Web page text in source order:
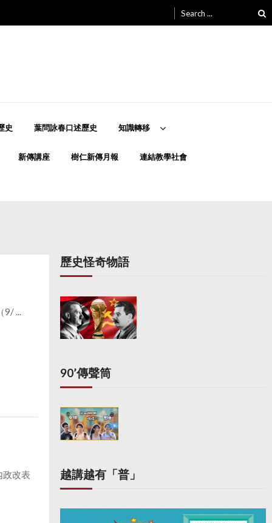
for:
史 葉問詠春口述歷史 知識轉移
新傳講座 樹仁新傳月報 連結教學社會
9/ ...
政改表
歷史怪奇物語
90’傳聲筒
越講越有「普」